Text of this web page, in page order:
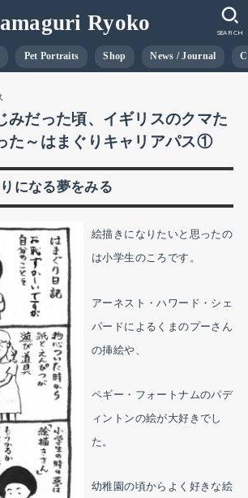
Ryoko
Pet Portraits Shop News / Journal
SEARCH
みだった頃、イギリスのクマた
た～はまぐりキャリアパス①
になる夢をみる
絵描きになりたいと思ったの
は小学生のころです。
アーネスト・ハワード・シェ
パードによるくまのプーさん
の挿絵や、
ペギー・フォートナムのパデ
ィントンの絵が大好きでし
た。
幼稚園の頃からよく好きな絵